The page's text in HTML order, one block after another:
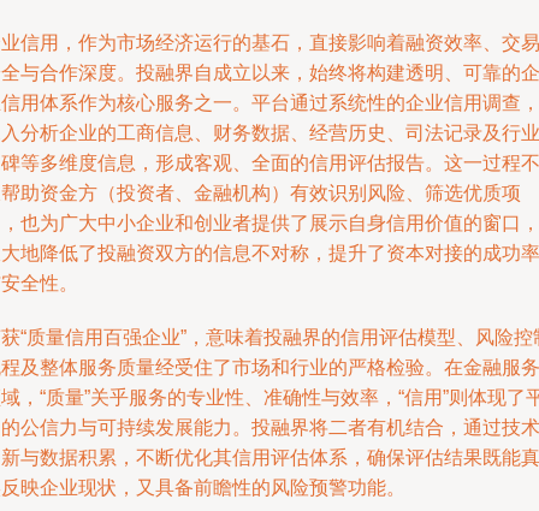
信用，作为市场经济运行的基石，直接影响着融资效率、交易
与合作深度。投融界自成立以来，始终将构建透明、可靠的企
用体系作为核心服务之一。平台通过系统性的企业信用调查，
分析企业的工商信息、财务数据、经营历史、司法记录及行业
等多维度信息，形成客观、全面的信用评估报告。这一过程不
助资金方（投资者、金融机构）有效识别风险、筛选优质项
也为广大中小企业和创业者提供了展示自身信用价值的窗口，
地降低了投融资双方的信息不对称，提升了资本对接的成功率
全性。
“质量信用百强企业”，意味着投融界的信用评估模型、风险控
及整体服务质量经受住了市场和行业的严格检验。在金融服务
，“质量”关乎服务的专业性、准确性与效率，“信用”则体现了
公信力与可持续发展能力。投融界将二者有机结合，通过技术
与数据积累，不断优化其信用评估体系，确保评估结果既能真
映企业现状，又具备前瞻性的风险预警功能。